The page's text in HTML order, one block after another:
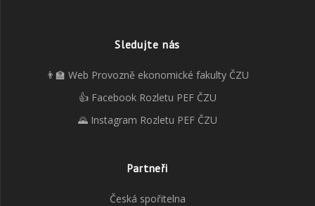
Sledujte nás
👨‍🏫 Web Provozně ekonomické fakulty ČZU
👍 Facebook Rozletu PEF ČZU
🌄 Instagram Rozletu PEF ČZU
Partneři
Česká spořitelna